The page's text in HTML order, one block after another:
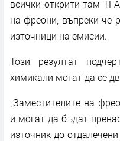
всички открити там
на фреони, въпреки че
източници на емисии.
Този резултат
химикали могат да се
„Заместителите на
и могат да бъдат
източник до